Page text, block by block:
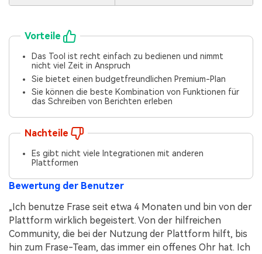
Vorteile
Das Tool ist recht einfach zu bedienen und nimmt
nicht viel Zeit in Anspruch
Sie bietet einen budgetfreundlichen Premium-Plan
Sie können die beste Kombination von Funktionen für
das Schreiben von Berichten erleben
Nachteile
Es gibt nicht viele Integrationen mit anderen
Plattformen
Bewertung der Benutzer
„Ich benutze Frase seit etwa 4 Monaten und bin von der
Plattform wirklich begeistert. Von der hilfreichen
Community, die bei der Nutzung der Plattform hilft, bis
hin zum Frase-Team, das immer ein offenes Ohr hat. Ich